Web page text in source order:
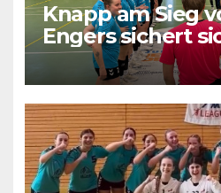
Knapp am Sieg
Engers sichert
Punkt